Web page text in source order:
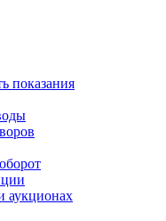
показания
аукционах